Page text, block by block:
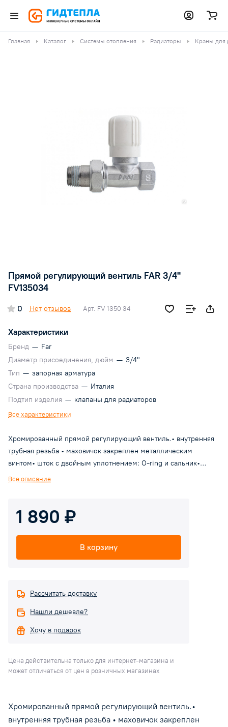
Главная Каталог Системы отопления Радиаторы Краны для
Прямой регулирующий вентиль FAR 3/4"
FV135034
0 Нет отзывов Арт. FV 1350 34
Характеристики
Бренд — Far
Диаметр присоединения, дюйм — 3/4"
Тип — запорная арматура
Страна производства — Италия
Подтип изделия — клапаны для радиаторов
Все характеристики
Хромированный прямой регулирующий вентиль.• внутренняя
трубная резьба • маховичок закреплен металлическим
винтом• шток с двойным уплотнением: O-ring и сальник•
металлический плотный затвор с прокладкой O-ring •
Все описание
1 890 ₽
В корзину
Рассчитать доставку
Нашли дешевле?
Хочу в подарок
Цена действительна только для интернет-магазина и
может отличаться от цен в розничных магазинах
Хромированный прямой регулирующий вентиль.•
внутренняя трубная резьба • маховичок закреплен